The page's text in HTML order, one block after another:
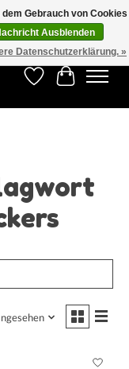
Lieferung!
Wunschzettel
Ihr
Gebrauch von Cookies
Ausblenden
Datenschutzerklärung. »